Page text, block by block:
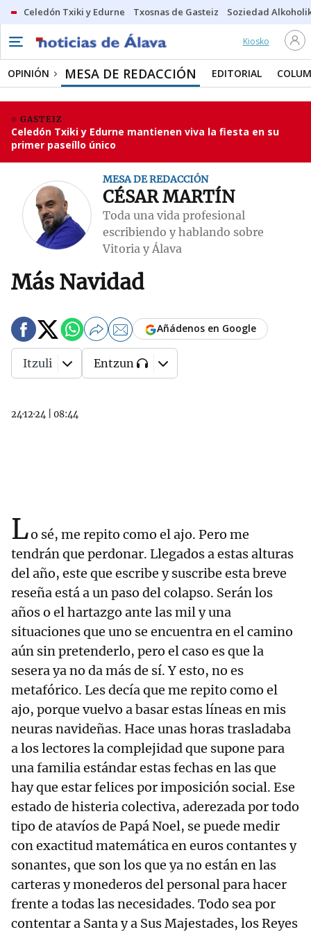
Celedón Txiki y Edurne Txosnas de Gasteiz Soziedad
Kiosko
OPINIÓN MESA DE REDACCIÓN EDITORIAL
GASTEIZ
Celedón Txiki y Edurne mantienen viva la fiesta en su
primer paseíllo único
MESA DE REDACCIÓN
CÉSAR MARTÍN
Toda una vida profesional
escribiendo y hablando sobre
Vitoria y Álava
Más Navidad
24·12·24 08:44
Añádenos en Google
Itzuli Entzun
Lo sé, me repito como el ajo. Pero me
tendrán que perdonar. Llegados a estas alturas
del año, este que escribe y suscribe esta breve
reseña está a un paso del colapso. Serán los
años o el hartazgo ante las mil y una
situaciones que uno se encuentra en el camino
aún sin pretenderlo, pero el caso es que la
sesera ya no da más de sí. Y esto, no es
metafórico. Les decía que me repito como el
ajo, porque vuelvo a basar estas líneas en mis
neuras navideñas. Hace unas horas trasladaba
a los lectores la complejidad que supone para
una familia estándar estas fechas en las que
hay que estar felices por imposición social. Ese
estado de histeria colectiva, aderezada por todo
tipo de atavíos de Papá Noel, se puede medir
con exactitud matemática en euros contantes y
sonantes, que son los que ya no están en las
carteras y monederos del personal para hacer
frente a todas las necesidades. Todo sea por
contentar a Santa y a Sus Majestades, los Reyes